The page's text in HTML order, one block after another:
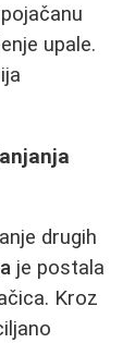
upale.
drugih
je postala
Kroz